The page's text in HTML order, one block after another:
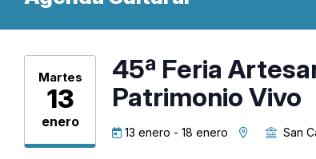
Martes
13
enero
45ª Feria
Patrimonio Vivo
13 enero - 18 enero San